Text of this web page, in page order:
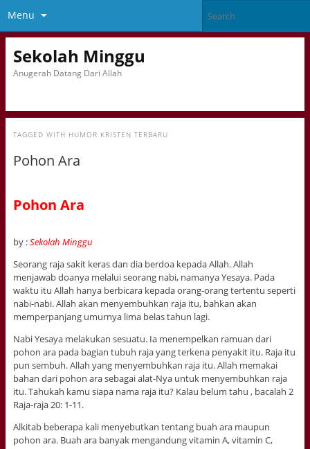
Menu
Sekolah Minggu
Anugerah Datang Dari Allah
TAGGED WITH HUMOR KRISTEN TERBARU
Pohon Ara
Pohon Ara
by :Sekolah Minggu
Seorang raja sakit keras dan dia berdoa kepada Allah. Allah
menjawab doanya melalui seorang nabi, namanya Yesaya. Pada
waktu itu Allah hanya berbicara kepada orang-orang tertentu seperti
nabi-nabi. Allah akan menyembuhkan raja itu, bahkan akan
memperpanjang umurnya lima belas tahun lagi.
Nabi Yesaya melakukan sesuatu. Ia menempelkan ramuan dari
pohon ara pada bagian tubuh raja yang terkena penyakit itu. Raja itu
pun sembuh. Allah yang menyembuhkan raja itu. Allah memakai
bahan dari pohon ara sebagai alat-Nya untuk menyembuhkan raja
itu. Tahukah kamu siapa nama raja itu? Kalau belum tahu , bacalah 2
Raja-raja 20: 1-11.
Alkitab beberapa kali menyebutkan tentang buah ara maupun
pohon ara. Buah ara banyak mengandung vitamin A, vitamin C,